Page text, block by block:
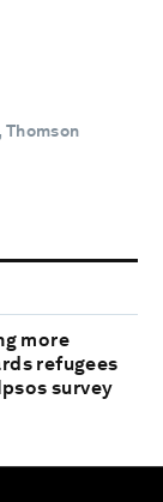
more
refugees
survey